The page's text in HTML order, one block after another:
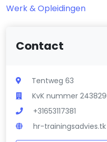
Werk & Opleidingen
Contact
Tentweg 63
KvK nummer
+31653117381
hr-trainingsadvies.tk